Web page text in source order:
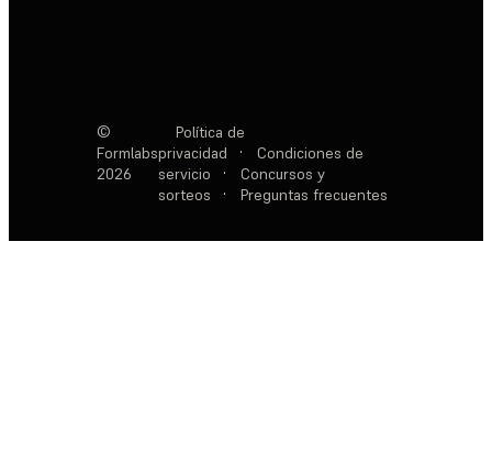
©
Formlabs
2026
Política de
privacidad
·
Condiciones de
servicio
·
Concursos y
sorteos
· Preguntas frecuentes